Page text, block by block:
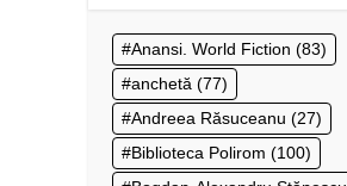
Anansi. World Fiction (83)
anchetă (77)
Andreea Răsuceanu (27)
Biblioteca Polirom (100)